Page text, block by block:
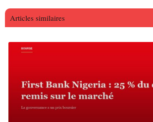
Articles similaires